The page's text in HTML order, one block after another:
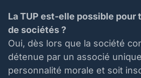
La TUP est-elle possible pour
de sociétés ?
Oui, dès lors que la société
détenue par un associé
personnalité morale et soit